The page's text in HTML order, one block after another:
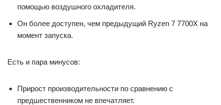
помощью воздушного охладителя.
Он более доступен, чем предыдущий Ryzen 7 7700X на
момент запуска.
Есть и пара минусов:
Прирост производительности по сравнению с
предшественником не впечатляет.